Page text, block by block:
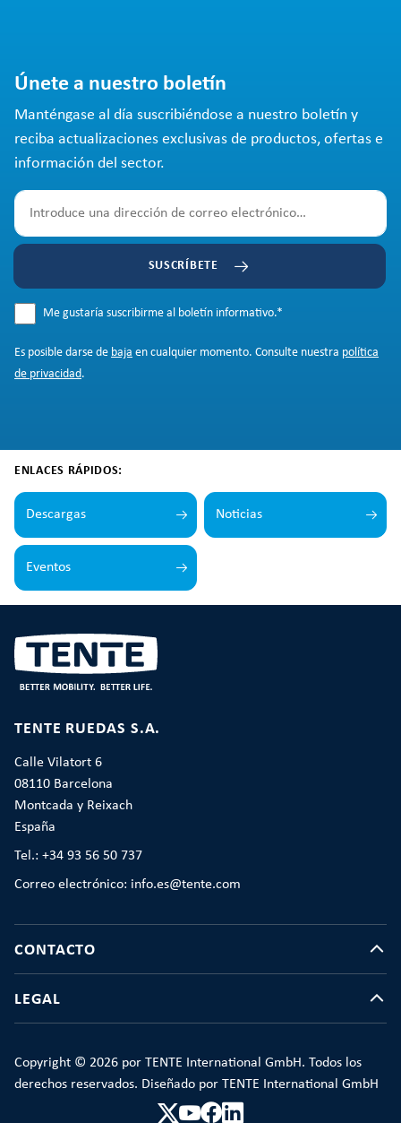
Únete a nuestro boletín
Manténgase al día suscribiéndose a nuestro boletín y
reciba actualizaciones exclusivas de productos, ofertas e
información del sector.
SUSCRÍBETE
Me gustaría suscribirme al boletín informativo.*
Es posible darse de baja en cualquier momento. Consulte nuestra política
de privacidad.
ENLACES RÁPIDOS:
Descargas Noticias
Eventos
TENTE RUEDAS S.A.
Calle Vilatort 6
08110 Barcelona
Montcada y Reixach
España
Tel.: +34 93 56 50 737
Correo electrónico: info.es@tente.com
CONTACTO
LEGAL
Copyright © 2026 por TENTE International GmbH. Todos los
derechos reservados. Diseñado por TENTE International GmbH